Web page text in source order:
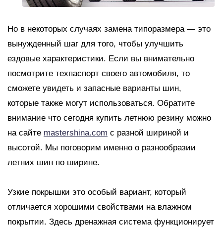
Но в некоторых случаях замена типоразмера — это
вынужденный шаг для того, чтобы улучшить
ездовые характеристики. Если вы внимательно
посмотрите техпаспорт своего автомобиля, то
сможете увидеть и запасные варианты шин,
которые также могут использоваться. Обратите
внимание что сегодня купить летнюю резину можно
на сайте mastershina.com с разной шириной и
высотой. Мы поговорим именно о разнообразии
летних шин по ширине.
Узкие покрышки это особый вариант, который
отличается хорошими свойствами на влажном
покрытии. Здесь дренажная система функционирует